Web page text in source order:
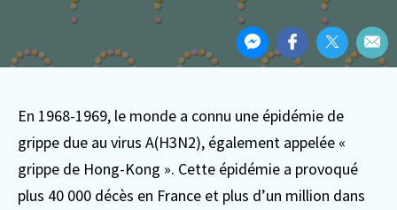
Partager
cetPartager
sur
Partager
sur
Partager
sur Par
En 1968-1969, le monde a connu une épidémie de
grippe due au virus A(H3N2), également appelée «
grippe de Hong-Kong ». Cette épidémie a provoqué
plus 40 000 décès en France et plus d’un million dans